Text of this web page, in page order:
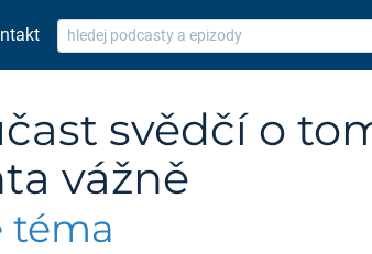
svědčí o
vážně
téma